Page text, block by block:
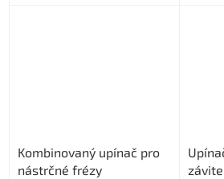
Kombinovaný upínač pro
nástrčné frézy